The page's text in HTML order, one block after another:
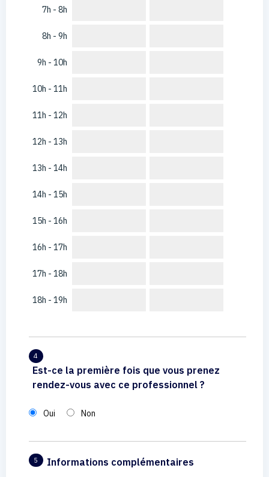
7h - 8h
8h - 9h
9h - 10h
10h - 11h
11h - 12h
12h - 13h
13h - 14h
14h - 15h
15h - 16h
16h - 17h
17h - 18h
18h - 19h
4
Est-ce la première fois que vous prenez
rendez-vous avec ce professionnel ?
Oui Non
5 Informations complémentaires